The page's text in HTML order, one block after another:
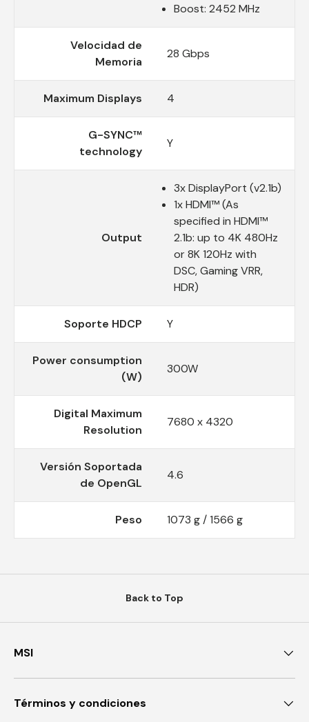
Boost: 2452 MHz
Velocidad de
Memoria
28 Gbps
Maximum Displays 4
G-SYNC™
technology
Y
Output
3x DisplayPort (v2.1b)
1x HDMI™ (As
specified in HDMI™
2.1b: up to 4K 480Hz
or 8K 120Hz with
DSC, Gaming VRR,
HDR)
Soporte HDCP Y
Power consumption
(W)
300W
Digital Maximum
Resolution
7680 x 4320
Versión Soportada
de OpenGL
4.6
Peso 1073 g / 1566 g
Back to Top
MSI
Términos y condiciones